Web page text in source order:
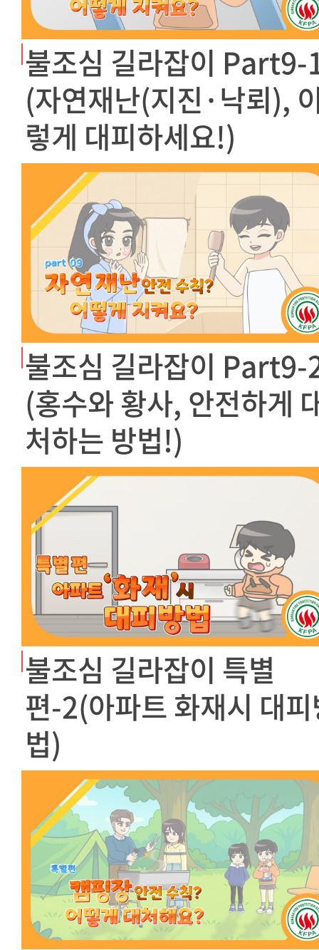
불조심 길라잡이 Part9-
(자연재난(지진·낙뢰),
렇게 대피하세요!)
불조심 길라잡이 Part9-
(홍수와 황사, 안전하게
처하는 방법!)
불조심 길라잡이 특별
편-2(아파트 화재시 대
법)